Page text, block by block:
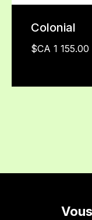
Colonial
$CA 1 155.00